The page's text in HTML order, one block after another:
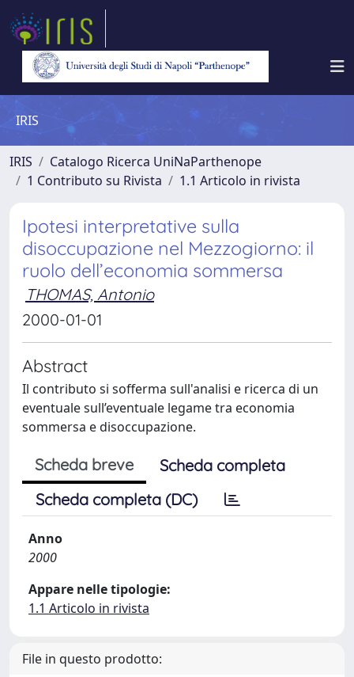
IRIS
IRIS
Catalogo Ricerca UniNaParthenope
1 Contributo su Rivista
1.1 Articolo in rivista
Ipotesi interpretative sulla
disoccupazione nel Mezzogiorno: il
ruolo dell’economia sommersa
THOMAS, Antonio
2000-01-01
Abstract
Il contributo si sofferma sull'analisi e ricerca di un
eventuale sull’eventuale legame tra economia
sommersa e disoccupazione.
Scheda breve
Scheda completa
Scheda completa (DC)
Anno
2000
Appare nelle tipologie:
1.1 Articolo in rivista
File in questo prodotto: